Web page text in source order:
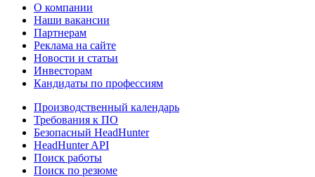
О компании
Наши вакансии
Партнерам
Реклама на сайте
Новости и статьи
Инвесторам
Кандидаты по профессиям
Производственный календарь
Требования к ПО
Безопасный HeadHunter
HeadHunter API
Поиск работы
Поиск по резюме